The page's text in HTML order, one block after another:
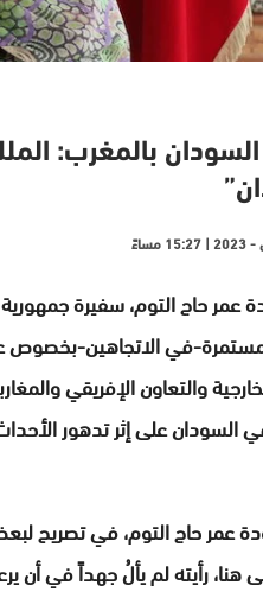
بالمغرب:
عمر حاج التوم، سفيرة
في الاتجاهين-بخصوص
والتعاون الإفريقي
السودان على إثر تدهور
عمر حاج التوم، في تصريح
رأيته لم يألُ جهداً في أن